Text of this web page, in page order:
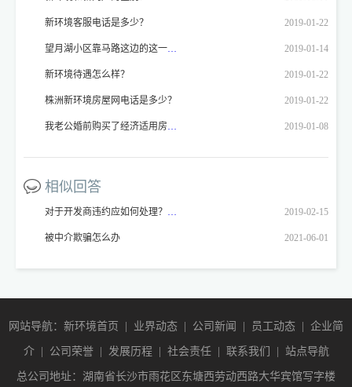
新环境客服电话是多少？ 2019-01-22
望月湖小区靠马路这边的这一排房子喊拆喊了好多年了，我想问一下这是真的不？ 2019-01-14
新环境待遇怎么样？ 2019-01-22
株洲新环境房屋网电话是多少？ 2019-01-22
我老公婚前购买了经济适用房（2003年的房），2月结婚。我于今年4月落户长沙。我原籍四川。现要办理房屋产权，按照小区公告： 2、凡办理审批单时为未婚，但现已经结婚的经济适用房业主，须提交本人和配偶结婚证、户口本、身份证三样原件和复印件。如配偶系外地户口的或1997年后由外地迁入长沙的须提供户口所在地或原户口所在地房改办出具的无房证明。 我就要回到四川去办理无房证明。我去当地的房管局，工作人员不办理，说不符合法规，他们的存档里只能证明有房，但是上面没有记录的，他们不能确定是否是有房，而没去办理产权。我就不明白了，长沙要求办理，四川不能办理。那我这个事情请问我到底应该怎么办？我的户籍已经落到长沙，原籍就不管了。现在的zf办事人员态度恶劣，大老远去办不了事，心里万分难过。zf是为人们办好事办实事的，为什么要为难我们呢？ 2019-01-08
相似回答
对于开发商违约应如何处理？如何投诉？应主张哪些权利，对于缩水超过3%以外的部分，合同无约定，本人是否可以主张赔偿权利？开发商变更如何主张权利？ 2019-02-15
被中介欺骗怎么办 2021-06-01
网站导航：新环境首页 业界动态 公司新闻 员工动态 企业简
介| 公司荣誉| 发展历程 社会责任| 联系我们 站点导航
总公司地址：湖南省长沙市雨花区东塘西劳动西路大华宾馆写字楼